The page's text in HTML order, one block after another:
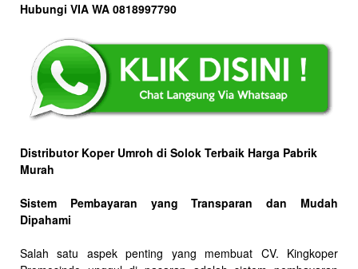
Hubungi VIA WA 0818997790
Distributor Koper Umroh di Solok Terbaik Harga Pabrik
Murah
Sistem Pembayaran yang Transparan dan Mudah
Dipahami
Salah satu aspek penting yang membuat CV. Kingkoper